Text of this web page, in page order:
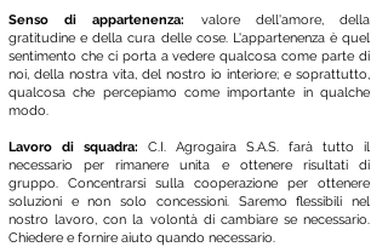
Senso di appartenenza: valore dell'amore, della
gratitudine e della cura delle cose. L'appartenenza è quel
sentimento che ci porta a vedere qualcosa come parte di
noi, della nostra vita, del nostro io interiore; e soprattutto,
qualcosa che percepiamo come importante in qualche
modo.
Lavoro di squadra: C.I. Agrogaira S.A.S. farà tutto il
necessario per rimanere unita e ottenere risultati di
gruppo. Concentrarsi sulla cooperazione per ottenere
soluzioni e non solo concessioni. Saremo flessibili nel
nostro lavoro, con la volontà di cambiare se necessario.
Chiedere e fornire aiuto quando necessario.